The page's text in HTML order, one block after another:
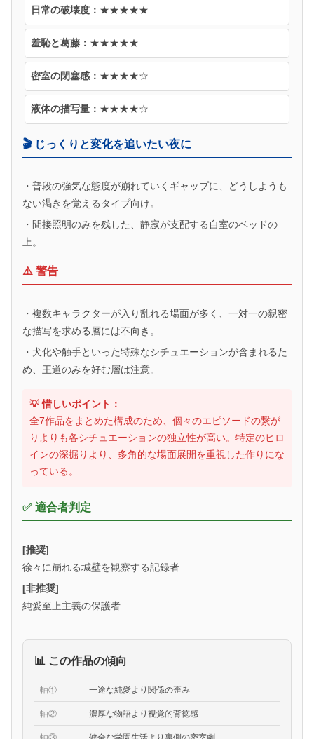
日常の破壊度： ★★★★★
羞恥と葛藤： ★★★★★
密室の閉塞感： ★★★★☆
液体の描写量： ★★★★☆
🎬 じっくりと変化を追いたい夜に
・普段の強気な態度が崩れていくギャップに、どうしようも
ない渇きを覚えるタイプ向け。
・間接照明のみを残した、静寂が支配する自室のベッドの
上。
⚠️ 警告
・複数キャラクターが入り乱れる場面が多く、一対一の親密
な描写を求める層には不向き。
・犬化や触手といった特殊なシチュエーションが含まれるた
め、王道のみを好む層は注意。
💡 惜しいポイント：
全7作品をまとめた構成のため、個々のエピソードの繋が
りよりも各シチュエーションの独立性が高い。特定のヒロ
インの深掘りより、多角的な場面展開を重視した作りにな
っている。
✅ 適合者判定
[推奨]
徐々に崩れる城壁を観察する記録者
[非推奨]
純愛至上主義の保護者
📊 この作品の傾向
軸① 一途な純愛より関係の歪み
軸② 濃厚な物語より視覚的背徳感